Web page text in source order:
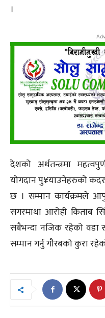
।
देशको अर्थतन्त्रमा
योगदान पु¥याउनेहरुको
छ । सम्मान कार्यक्रमले
सगरमाथा आरोही किताब
सबैभन्दा नजिक रहेको
सम्मान गर्नु गौरबको कुरा